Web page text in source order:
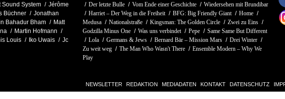
Sound System
Jérôme
Büchner
Jonathan
Bahadur Bham
Matt
Martin Hofmann
Louis Iko Uwais
Jc
Der letzte Bulle
Vom Ende einer Geschichte
Wiedersehen mit Brundibar
Harriet – Der Weg in die Freiheit
BFG: Big Friendly Giant
Home
Medusa
Nationalstraße Kingsman: The Golden Circle
Zwei zu Eins
Godzilla Minus One
Was uns verbindet Pepe
Same Same But Different
Lola
Germans & Jews Bernard Bär – Mission Mars
Drei Winter
Zu weit weg
The Man Who Wasn't There
Ensemble Modern – Why We
Play
NEWSLETTER REDAKTION MEDIADATEN KONTAKT DATENSCHUTZ